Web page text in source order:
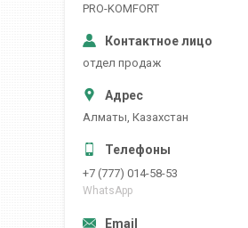
PRO-KOMFORT
отдел продаж
Алматы, Казахстан
+7 (777) 014-58-53
WhatsApp